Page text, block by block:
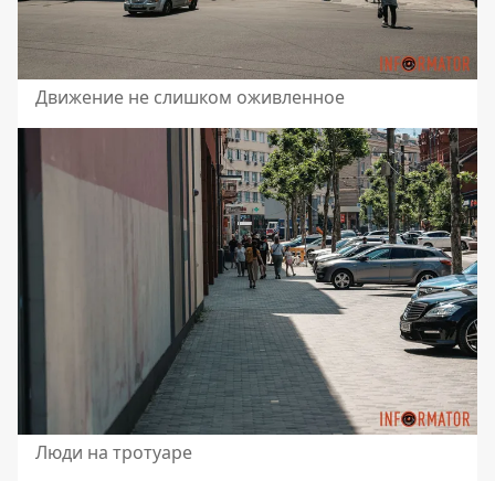
Движение не слишком оживленное
Люди на тротуаре